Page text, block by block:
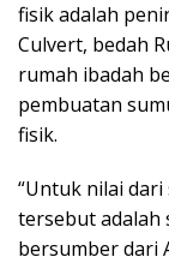
fisik adalah
Culvert, bedah
rumah ibadah
pembuatan
fisik.
“Untuk nilai
tersebut adalah
bersumber dari